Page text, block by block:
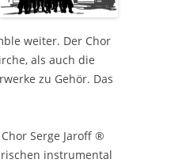
weiter. Der Chor
als auch die
zu Gehör. Das
Serge Jaroff ®
instrumental